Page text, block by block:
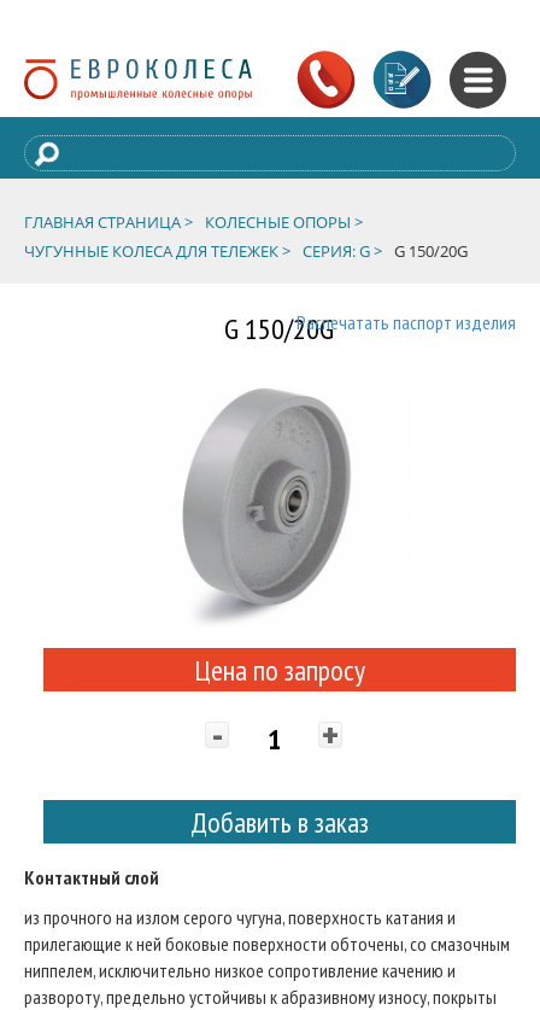
ГЛАВНАЯ СТРАНИЦА >
КОЛЕСНЫЕ ОПОРЫ >
ЧУГУННЫЕ КОЛЕСА ДЛЯ ТЕЛЕЖЕК > СЕРИЯ: G > G 150/20G
G 150/20GРаспечатать паспорт изделия
Цена по запросу
- +
Добавить в заказ
Контактный слой
из прочного на излом серого чугуна, поверхность катания и
прилегающие к ней боковые поверхности обточены, со смазочным
ниппелем, исключительно низкое сопротивление качению и
развороту, предельно устойчивы к абразивному износу, покрыты